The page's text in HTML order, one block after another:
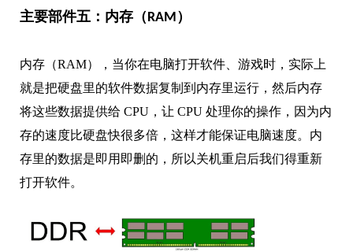
主要部件五：内存（RAM）
内存（RAM），当你在电脑打开软件、游戏时，实际上
就是把硬盘里的软件数据复制到内存里运行，然后内存
将这些数据提供给 CPU，让 CPU 处理你的操作，因为内
存的速度比硬盘快很多倍，这样才能保证电脑速度。内
存里的数据是即用即删的，所以关机重启后我们得重新
打开软件。